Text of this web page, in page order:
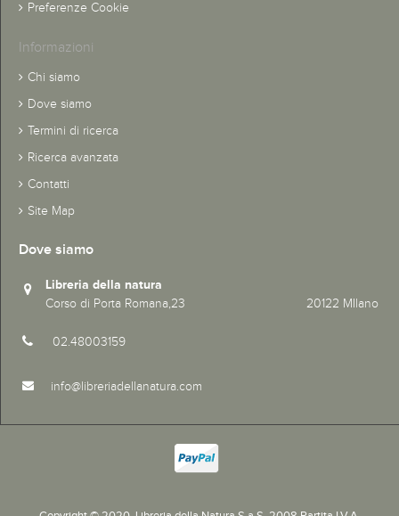
Preferenze Cookie
Informazioni
Chi siamo
Dove siamo
Termini di ricerca
Ricerca avanzata
Contatti
Site Map
Dove siamo
Libreria della natura
Corso di Porta Romana,23 20122 MIlano
02.48003159
info@libreriadellanatura.com